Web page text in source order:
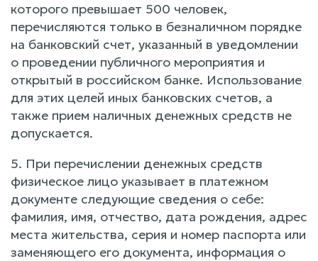
которого превышает 500 человек,
перечисляются только в безналичном порядке
на банковский счет, указанный в уведомлении
о проведении публичного мероприятия и
открытый в российском банке. Использование
для этих целей иных банковских счетов, а
также прием наличных денежных средств не
допускается.
5. При перечислении денежных средств
физическое лицо указывает в платежном
документе следующие сведения о себе:
фамилия, имя, отчество, дата рождения, адрес
места жительства, серия и номер паспорта или
заменяющего его документа, информация о